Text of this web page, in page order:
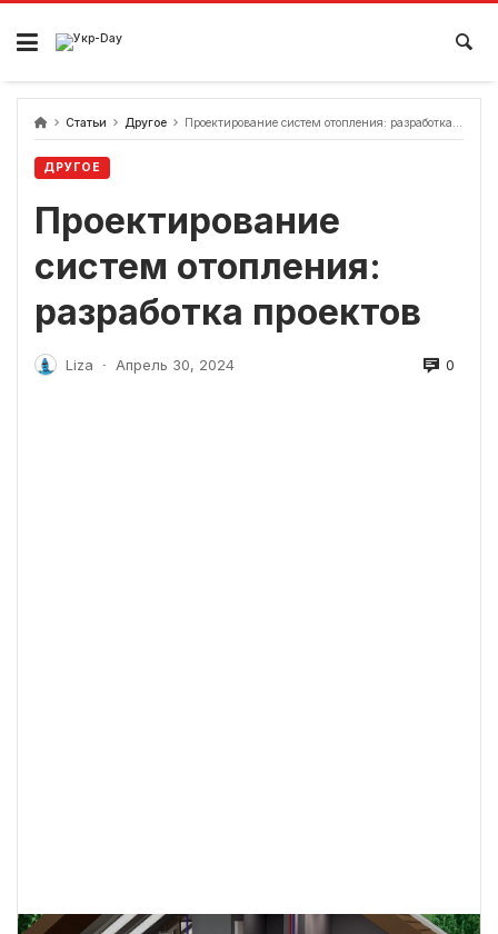
перейти
содержанию
Статьи Другое Проектирование систем отопления: разработка проектов
ДРУГОЕ
Проектирование
систем отопления:
разработка проектов
Liza - Апрель 30, 2024 0